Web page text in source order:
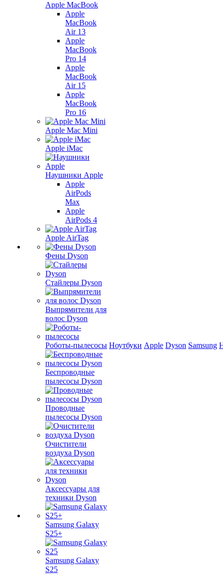
Apple MacBook
Apple
MacBook
Air 13
Apple
MacBook
Pro 14
Apple
MacBook
Air 15
Apple
MacBook
Pro 16
Apple Mac Mini
Apple iMac
Наушники Apple
Apple
AirPods
Max
Apple
AirPods 4
Apple AirTag
Фены Dyson
Стайлеры Dyson
Выпрямители для
волос Dyson
Роботы-пылесосы
Беспроводные
пылесосы Dyson
Проводные
пылесосы Dyson
Очистители
воздуха Dyson
Аксессуары для
техники Dyson
Samsung Galaxy
S25+
Samsung Galaxy
S25
Ноутбуки Apple Dyson Samsung